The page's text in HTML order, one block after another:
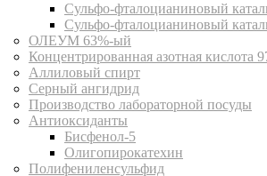
Сульфо-фталоцианиновый
Сульфо-фталоцианиновый
ОЛЕУМ 63%-ый
Концентрированная азотная кислота
Аллиловый спирт
Серный ангидрид
Производство лабораторной посуды
Антиоксиданты
Бисфенол-5
Олигопирокатехин
Полифениленсульфид